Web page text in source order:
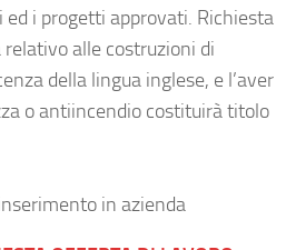
i progetti approvati. Richiesta
relativo alle costruzioni di
della lingua inglese, e l’aver
o antiincendio costituirà titolo
in azienda